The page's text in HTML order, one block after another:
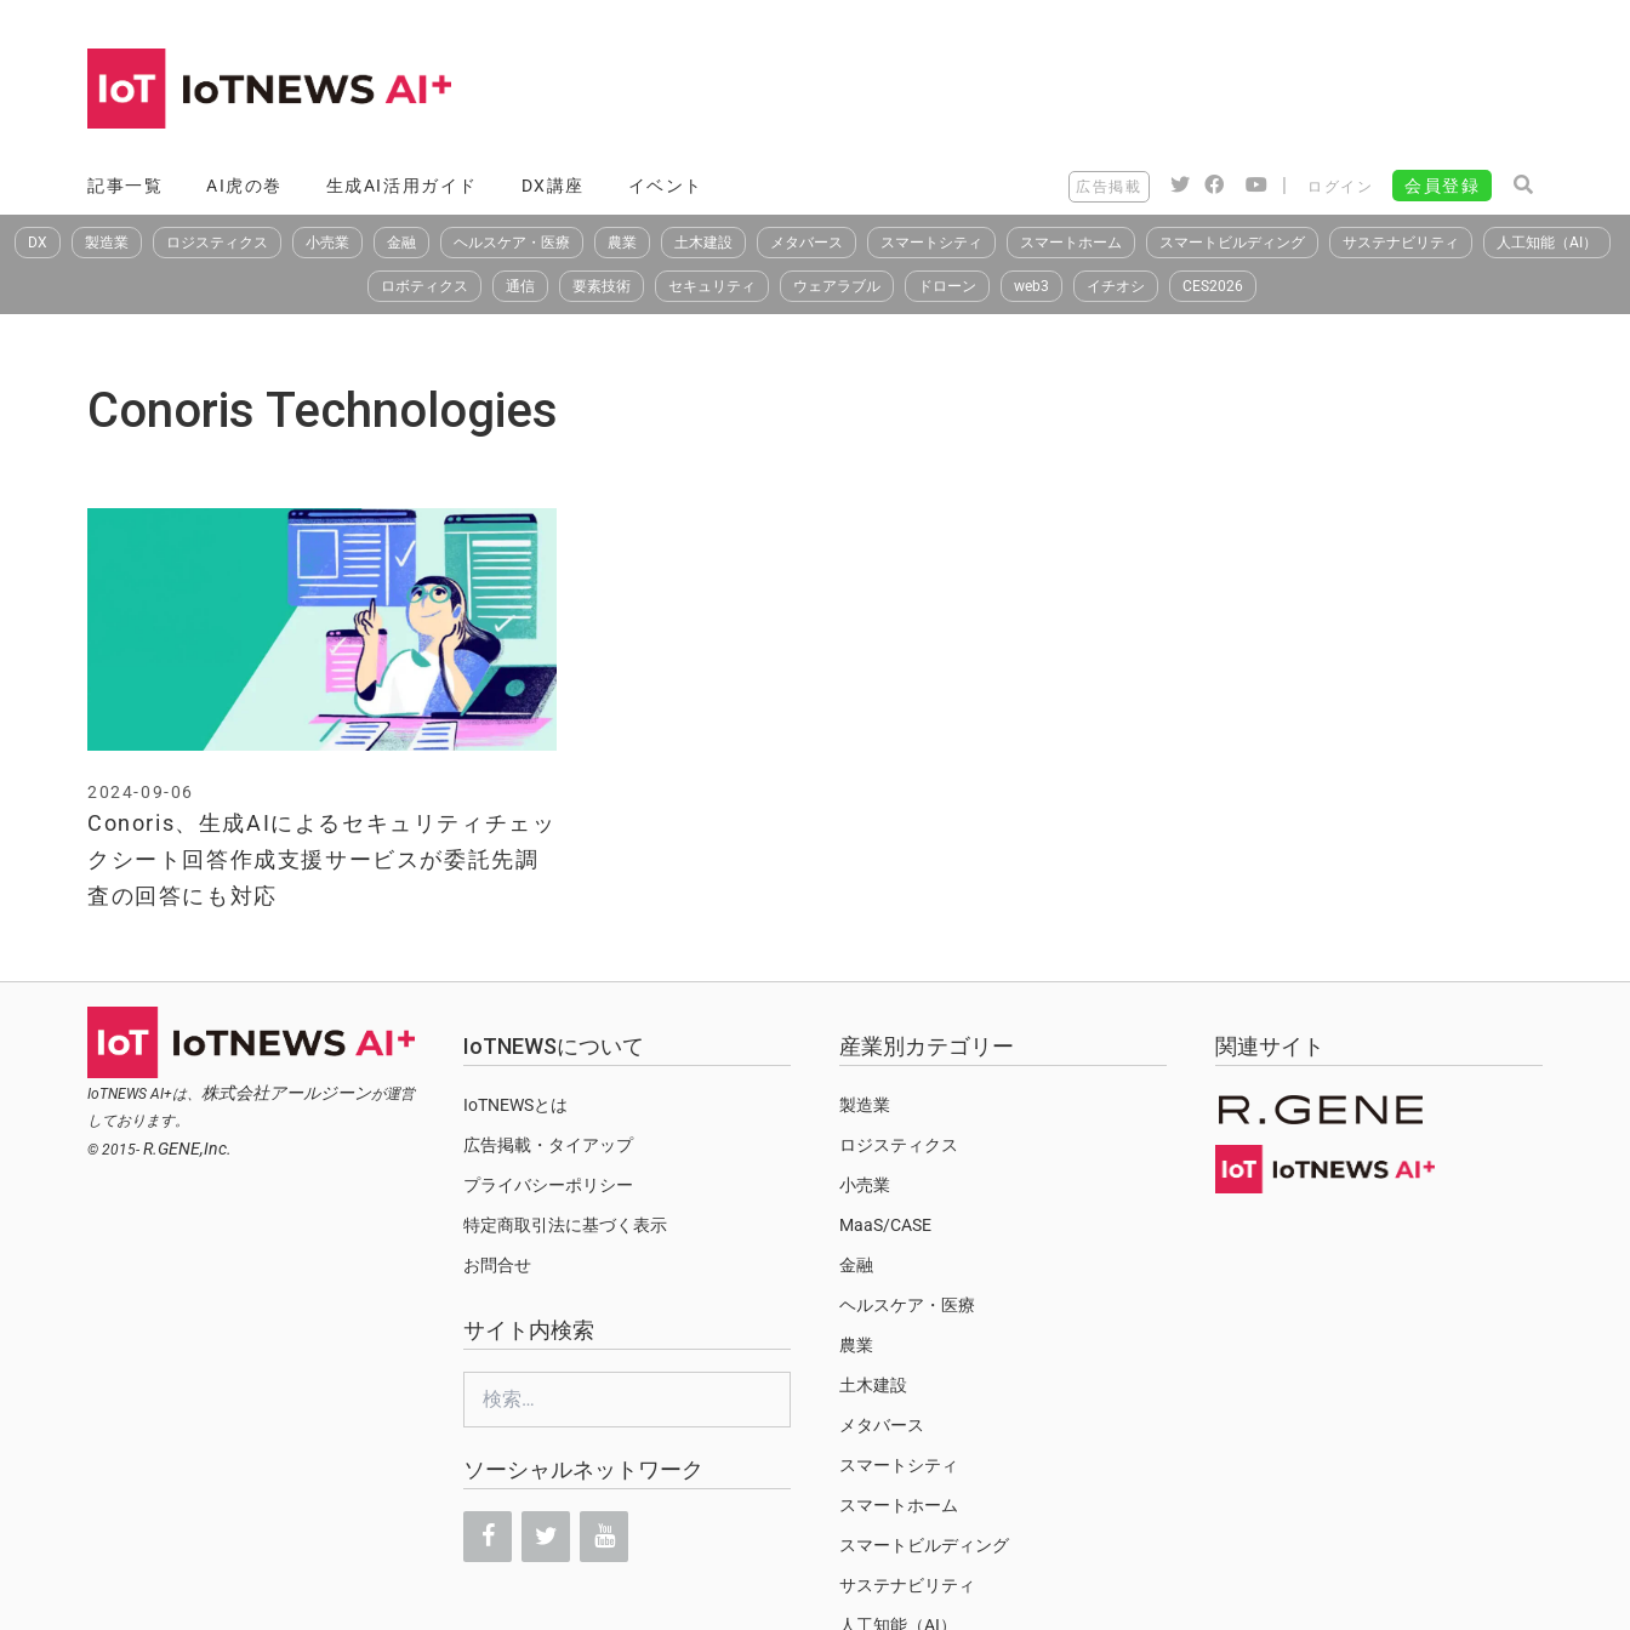
へ
ス
記事一覧 AI虎の巻 生成AI活用ガイド DX講座 イベント 広告掲載 | ログイン 会員登録
DX 製造業 ロジスティクス 小売業 金融 ヘルスケア・医療 農業 土木建設 メタバース スマートシティ スマートホーム スマートビルディング サステナビリティ 人工知能（AI）
ロボティクス 通信 要素技術 セキュリティ ウェアラブル ドローン web3 イチオシ CES2026
Conoris Technologies
Conoris、生成AIによるセキュリティチェッ
クシート回答作成支援サービスが委託先調
査の回答にも対応
2024-09-06
IoTNEWS AI+は、 株式会社アールジーンが運営
しております。
© 2015- R.GENE,Inc.
IoTNEWSについて
IoTNEWSとは
広告掲載・タイアップ
プライバシーポリシー
特定商取引法に基づく表示
お問合せ
サイト内検索
ソーシャルネットワーク
産業別カテゴリー
製造業
ロジスティクス
小売業
MaaS/CASE
金融
ヘルスケア・医療
農業
土木建設
メタバース
スマートシティ
スマートホーム
スマートビルディング
サステナビリティ
人工知能（AI）
関連サイト